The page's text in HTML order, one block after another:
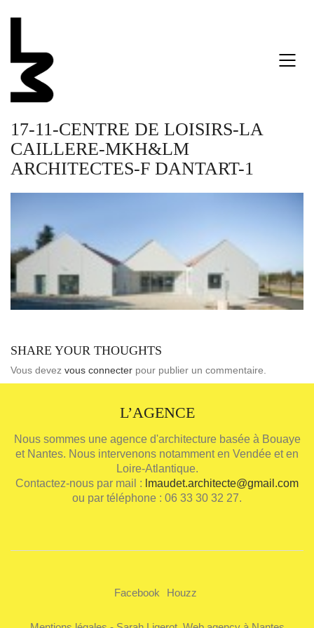
17-11-CENTRE DE LOISIRS-LA
CAILLERE-MKH&LM
ARCHITECTES-F DANTART-1
SHARE YOUR THOUGHTS
Vous devez vous connecter pour publier un commentaire.
L’AGENCE
Nous sommes une agence d'architecture basée à Bouaye
et Nantes. Nous intervenons notamment en Vendée et en
Loire-Atlantique.
Contactez-nous par mail : lmaudet.architecte@gmail.com
ou par téléphone : 06 33 30 32 27.
Facebook Houzz